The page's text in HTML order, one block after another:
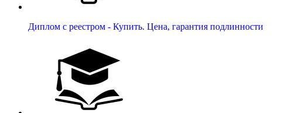
Диплом с реестром - Купить. Цена, гарантия подлинности